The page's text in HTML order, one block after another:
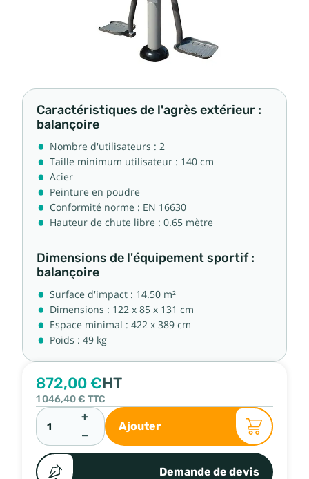
Caractéristiques de l'agrès extérieur :
balançoire
Nombre d'utilisateurs : 2
Taille minimum utilisateur : 140 cm
Acier
Peinture en poudre
Conformité norme : EN 16630
Hauteur de chute libre : 0.65 mètre
Dimensions de l'équipement sportif :
balançoire
Surface d'impact : 14.50 m²
Dimensions : 122 x 85 x 131 cm
Espace minimal : 422 x 389 cm
Poids : 49 kg
872,00 €HT
1 046,40 € TTC
+
−
Ajouter
Demande de devis